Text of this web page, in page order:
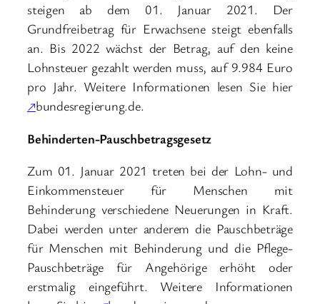
steigen ab dem 01. Januar 2021. Der
Grundfreibetrag für Erwachsene steigt ebenfalls
an. Bis 2022 wächst der Betrag, auf den keine
Lohnsteuer gezahlt werden muss, auf 9.984 Euro
pro Jahr. Weitere Informationen lesen Sie hier
↗bundesregierung.de.
Behinderten-Pauschbetragsgesetz
Zum 01. Januar 2021 treten bei der Lohn- und
Einkommensteuer für Menschen mit
Behinderung verschiedene Neuerungen in Kraft.
Dabei werden unter anderem die Pauschbeträge
für Menschen mit Behinderung und die Pflege-
Pauschbeträge für Angehörige erhöht oder
erstmalig eingeführt. Weitere Informationen